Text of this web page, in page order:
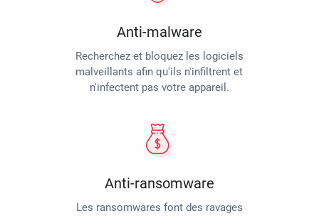
Anti-malware
Recherchez et bloquez les logiciels
malveillants afin qu'ils n'infiltrent et
n'infectent pas votre appareil.
Anti-ransomware
Les ransomwares font des ravages